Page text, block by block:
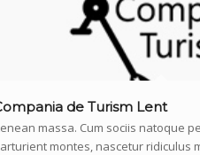
de Turism Lent
massa. Cum sociis natoque
montes, nascetur ridiculus